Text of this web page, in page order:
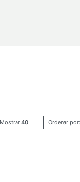
Mostrar 40 Ordenar por: